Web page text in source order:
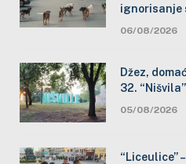
ignorisanje
06/08/2026
Džez,
32. “Nišvila”
05/08/2026
“Liceulice”